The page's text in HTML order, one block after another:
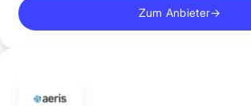
Zum Anbieter→